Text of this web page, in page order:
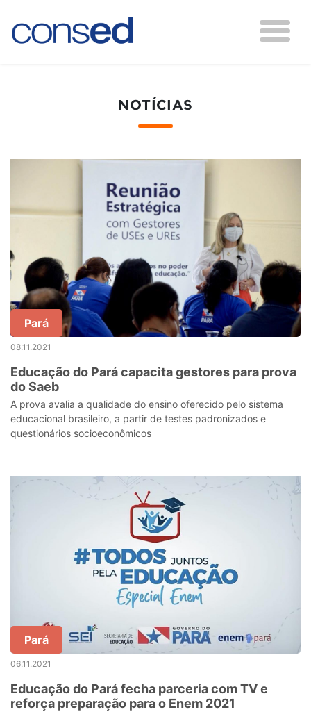
NOTÍCIAS
Pará
08.11.2021
Educação do Pará capacita gestores para prova
do Saeb
A prova avalia a qualidade do ensino oferecido pelo sistema
educacional brasileiro, a partir de testes padronizados e
questionários socioeconômicos
Pará
06.11.2021
Educação do Pará fecha parceria com TV e
reforça preparação para o Enem 2021